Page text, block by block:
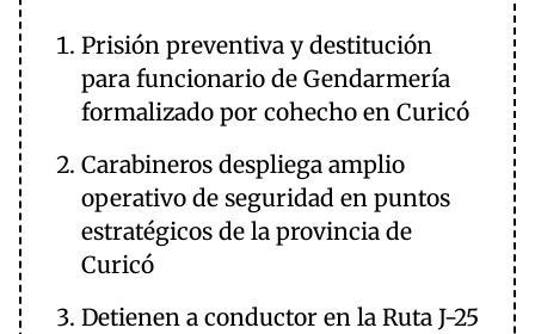
Prisión preventiva y destitución
para funcionario de Gendarmería
formalizado por cohecho en Curicó
Carabineros despliega amplio
operativo de seguridad en puntos
estratégicos de la provincia de
Curicó
Detienen a conductor en la Ruta J-25